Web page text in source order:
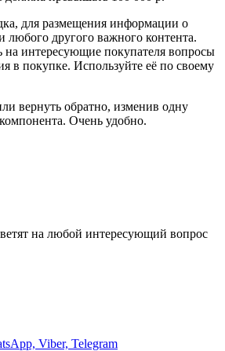
для размещения информации о
любого другого важного контента.
на интересующие покупателя вопросы
в покупке. Используйте её по своему
вернуть обратно, изменив одну
Очень удобно.
на любой интересующий вопрос
Viber, Telegram